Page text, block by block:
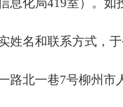
息化局419室）。
姓名和联系方式，
路北一巷7号柳州